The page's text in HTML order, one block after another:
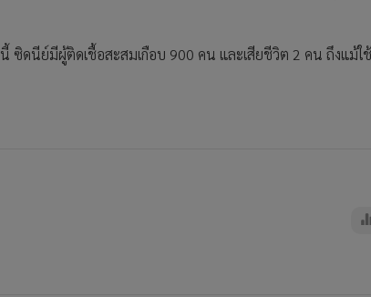
ซิดนีย์มีผู้ติดเชื้อสะสมเกือบ 900 คน และเสียชีวิต 2 คน ถึงแม้ใช้